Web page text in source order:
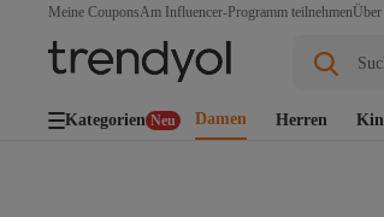
Meine CouponsAm Influencer-Programm teilnehmenÜber
Kategorien Neu Damen Herren